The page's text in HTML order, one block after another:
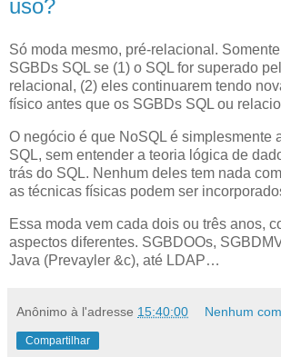
uso?
Só moda mesmo, pré-relacional.
SGBDs SQL se (1) o SQL for superado
relacional, (2) eles continuarem tendo
físico antes que os SGBDs SQL ou
O negócio é que NoSQL é simplesmente
SQL, sem entender a teoria lógica de
trás do SQL. Nenhum deles tem nada
as técnicas físicas podem ser
Essa moda vem cada dois ou três anos,
aspectos diferentes. SGBDOOs,
Java (Prevayler &c), até LDAP…
Anônimo à l'adresse 15:40:00 Nenhum
Compartilhar